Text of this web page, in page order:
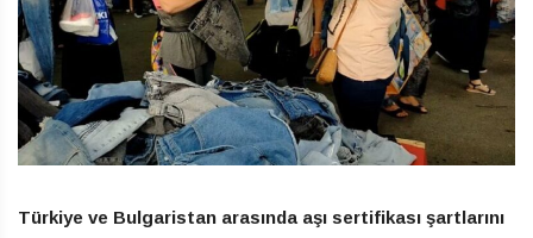
Türkiye ve Bulgaristan arasında aşı sertifikası şartlarını